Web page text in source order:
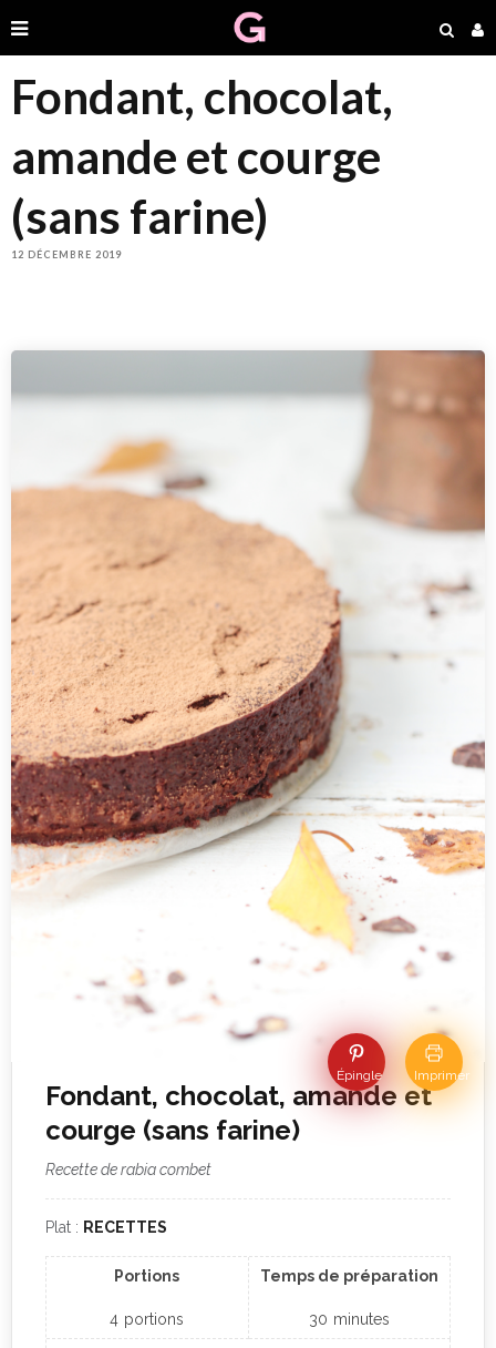
Fondant, chocolat,
amande et courge
(sans farine)
12 DÉCEMBRE 2019
Épingle Imprimer
Fondant, chocolat, amande et
courge (sans farine)
Recette de rabia combet
Plat : RECETTES
Portions
4 portions
Temps de préparation
30 minutes